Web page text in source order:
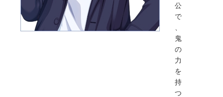
公
で
、
鬼
の
力
を
持
つ